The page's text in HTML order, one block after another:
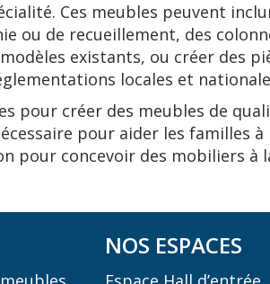
Ces meubles peuvent
ou de recueillement, des
existants, ou créer des
locales et
pour créer des meubles de
pour aider les familles
pour concevoir des mobiliers à
NOS ESPACES